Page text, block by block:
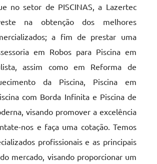
no setor de PISCINAS, a Lazertec
na obtenção dos melhores
a fim de prestar uma
em Robos para Piscina em
assim como em Reforma de
da Piscina, Piscina em
com Borda Infinita e Piscina de
visando promover a excelência
nos e faça uma cotação. Temos
profissionais e as principais
mercado, visando proporcionar um